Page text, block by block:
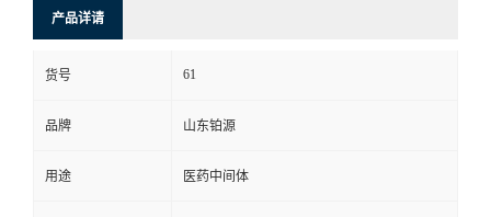
产品详请
货号 61
品牌 山东铂源
用途 医药中间体